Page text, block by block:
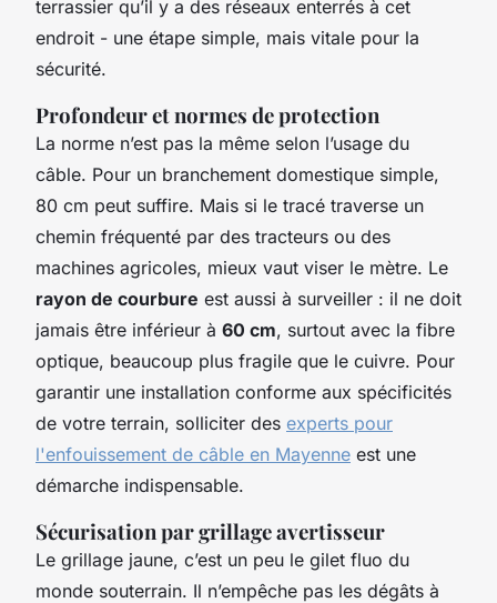
terrassier qu’il y a des réseaux enterrés à cet
endroit - une étape simple, mais vitale pour la
sécurité.
Profondeur et normes de protection
La norme n’est pas la même selon l’usage du
câble. Pour un branchement domestique simple,
80 cm peut suffire. Mais si le tracé traverse un
chemin fréquenté par des tracteurs ou des
machines agricoles, mieux vaut viser le mètre. Le
rayon de courbure est aussi à surveiller : il ne doit
jamais être inférieur à 60 cm, surtout avec la fibre
optique, beaucoup plus fragile que le cuivre. Pour
garantir une installation conforme aux spécificités
de votre terrain, solliciter des experts pour
l'enfouissement de câble en Mayenne est une
démarche indispensable.
Sécurisation par grillage avertisseur
Le grillage jaune, c’est un peu le gilet fluo du
monde souterrain. Il n’empêche pas les dégâts à